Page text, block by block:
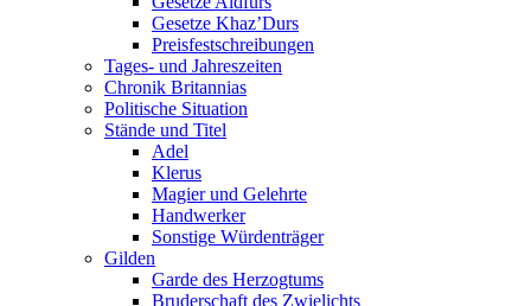
Gesetze Khaz’Durs
Preisfestschreibungen
Tages- und Jahreszeiten
Chronik Britannias
Politische Situation
Stände und Titel
Adel
Klerus
Magier und Gelehrte
Handwerker
Sonstige Würdenträger
Gilden
Garde des Herzogtums
Bruderschaft des Zwielichts